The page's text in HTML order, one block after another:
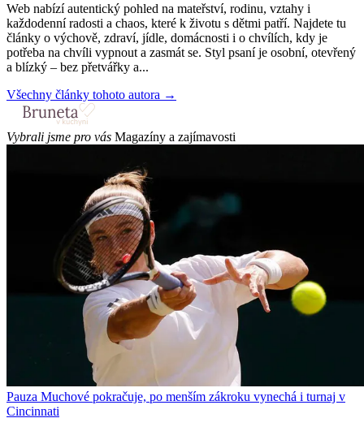
Web nabízí autentický pohled na mateřství, rodinu, vztahy i
každodenní radosti a chaos, které k životu s dětmi patří. Najdete tu
články o výchově, zdraví, jídle, domácnosti i o chvílích, kdy je
potřeba na chvíli vypnout a zasmát se. Styl psaní je osobní, otevřený
a blízký – bez přetvářky a...
Všechny články tohoto autora →
Vybrali jsme pro vás Magazíny a zajímavosti
Pauza Muchové pokračuje, po menším zákroku vynechá i turnaj v
Cincinnati